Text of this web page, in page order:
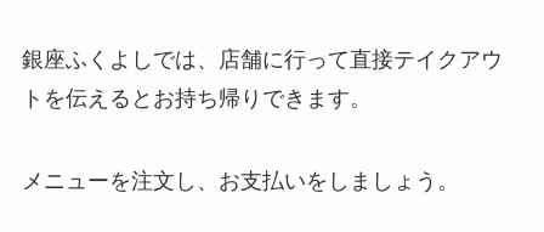
銀座ふくよしでは、店舗に行って直接テイクアウ
トを伝えるとお持ち帰りできます。
メニューを注文し、お支払いをしましょう。